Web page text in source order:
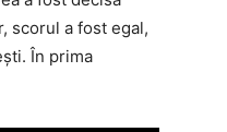
scorul a fost egal,
În prima